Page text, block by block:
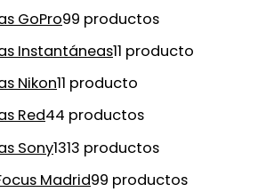
GoPro99 productos
Instantáneas11 producto
Nikon11 producto
Red44 productos
Sony1313 productos
Madrid99 productos